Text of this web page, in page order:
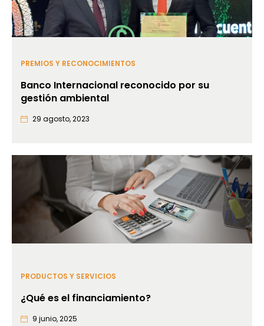
PREMIOS Y RECONOCIMIENTOS
Banco Internacional reconocido por su
gestión ambiental
29 agosto, 2023
PRODUCTOS Y SERVICIOS
¿Qué es el financiamiento?
9 junio, 2025